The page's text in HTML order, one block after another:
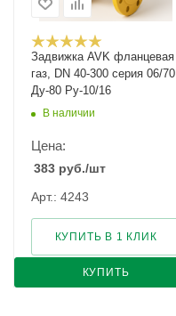
Задвижка AVK фланцевая
газ, DN 40-300 серия 06/70
Ду-80 Ру-10/16
В наличии
Цена:
383 руб./шт
Арт.: 4243
КУПИТЬ
КУПИТЬ В 1 КЛИК